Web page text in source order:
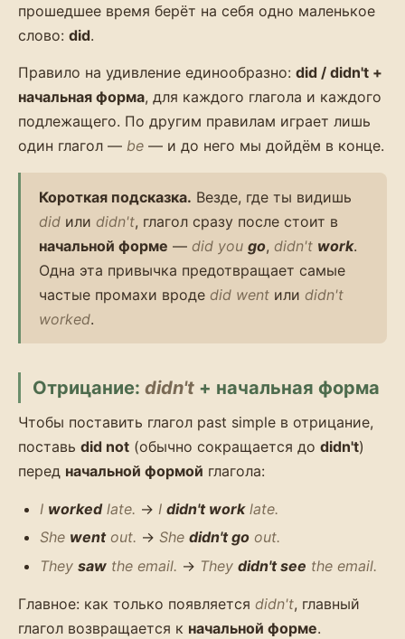
прошедшее время берёт на себя одно маленькое
слово: did.
Правило на удивление единообразно: did / didn't +
начальная форма, для каждого глагола и каждого
подлежащего. По другим правилам играет лишь
один глагол — be — и до него мы дойдём в конце.
Короткая подсказка. Везде, где ты видишь
did или didn't, глагол сразу после стоит в
начальной форме — did you go, didn't work.
Одна эта привычка предотвращает самые
частые промахи вроде did went или didn't
worked.
Отрицание: didn't+ начальная форма
Чтобы поставить глагол past simple в отрицание,
поставь did not (обычно сокращается до didn't)
перед начальной формой глагола:
I workedlate. → I didn't worklate.
She wentout. → She didn't go out.
They saw the email. → They didn't see the email.
Главное: как только появляется didn't, главный
глагол возвращается к начальной форме.